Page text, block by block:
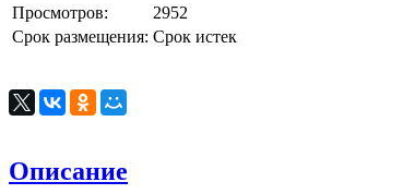
Просмотров:
2952
Срок размещения: Срок истек
Описание